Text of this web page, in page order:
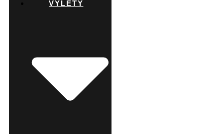
VÝLETY